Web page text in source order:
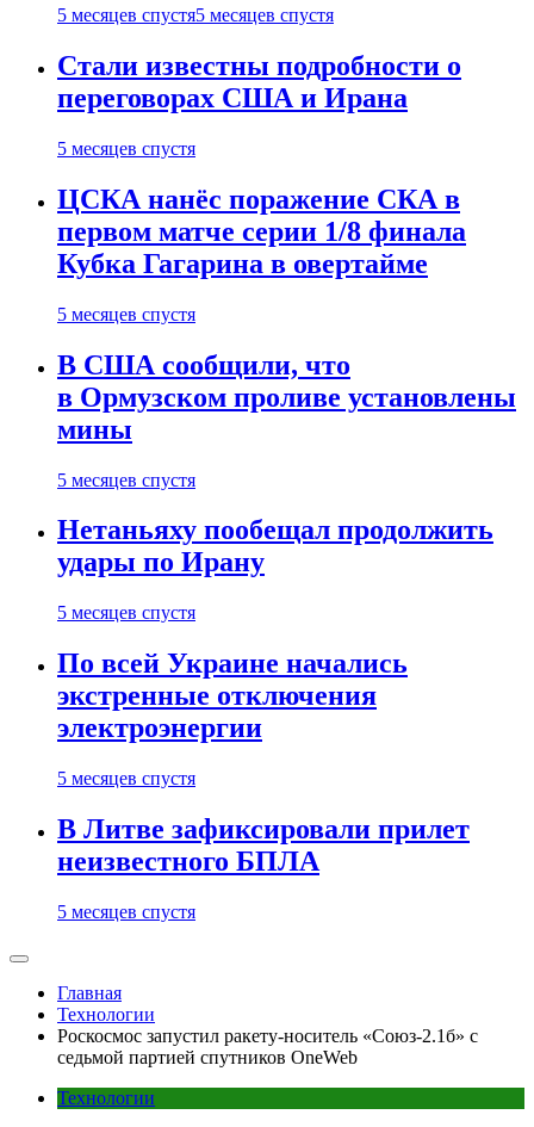
5 месяцев спустя5 месяцев спустя
Стали известны подробности о
переговорах США и Ирана
5 месяцев спустя
ЦСКА нанёс поражение СКА в
первом матче серии 1/8 финала
Кубка Гагарина в овертайме
5 месяцев спустя
В США сообщили, что
в Ормузском проливе установлены
мины
5 месяцев спустя
Нетаньяху пообещал продолжить
удары по Ирану
5 месяцев спустя
По всей Украине начались
экстренные отключения
электроэнергии
5 месяцев спустя
В Литве зафиксировали прилет
неизвестного БПЛА
5 месяцев спустя
Главная
Технологии
Роскосмос запустил ракету-носитель «Союз-2.1б» с
седьмой партией спутников OneWeb
Технологии